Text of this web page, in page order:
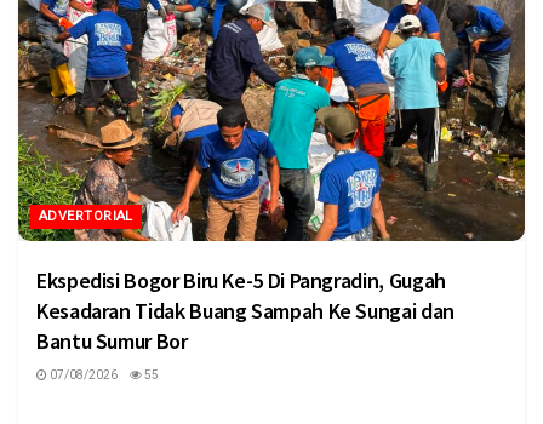
ADVERTORIAL
Ekspedisi Bogor Biru Ke-5 Di Pangradin, Gugah
Kesadaran Tidak Buang Sampah Ke Sungai dan
Bantu Sumur Bor
07/08/2026 55